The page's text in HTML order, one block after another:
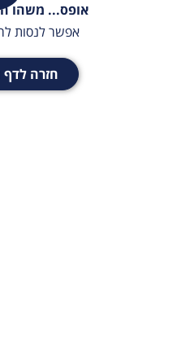
אופס... משהו
אפשר לנסות
חזרה לדף